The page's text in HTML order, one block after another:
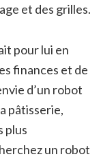
et des grilles.
pour lui en
finances et de
d’un robot
pâtisserie,
plus
un robot